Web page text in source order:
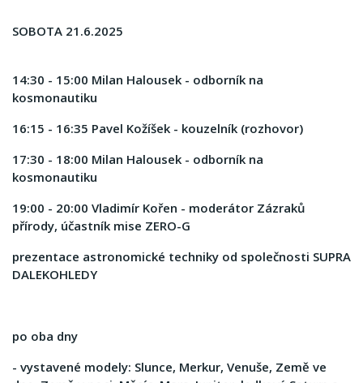
SOBOTA 21.6.2025
14:30 - 15:00 Milan Halousek - odborník na
kosmonautiku
16:15 - 16:35 Pavel Kožíšek - kouzelník (rozhovor)
17:30 - 18:00 Milan Halousek - odborník na
kosmonautiku
19:00 - 20:00 Vladimír Kořen - moderátor Zázraků
přírody, účastník mise ZERO-G
prezentace astronomické techniky od společnosti SUPRA
DALEKOHLEDY
po oba dny
- vystavené modely: Slunce, Merkur, Venuše, Země ve